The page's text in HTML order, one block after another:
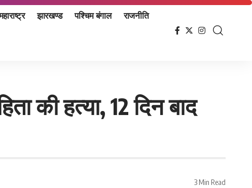
झारखण्ड पश्चिम बंगाल राजनीति
की हत्या, 12 दिन बाद
3 Min Read